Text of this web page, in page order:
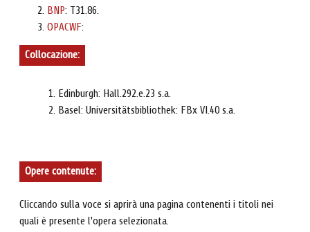
BNP: T31.86.
OPACWF:
Collocazione:
Edinburgh: Hall.292.e.23 s.a.
Basel: Universitätsbibliothek: FBx VI.40 s.a.
Opere contenute:
Cliccando sulla voce si aprirà una pagina contenenti i titoli nei
quali è presente l'opera selezionata.